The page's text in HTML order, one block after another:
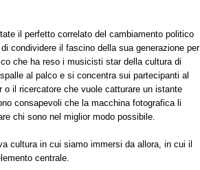
il perfetto correlato del cambiamento politico
condividere il fascino della sua generazione per
che ha reso i musicisti star della cultura di
al palco e si concentra sui partecipanti al
il ricercatore che vuole catturare un istante
consapevoli che la macchina fotografica li
chi sono nel miglior modo possibile.
cultura in cui siamo immersi da allora, in cui il
centrale.